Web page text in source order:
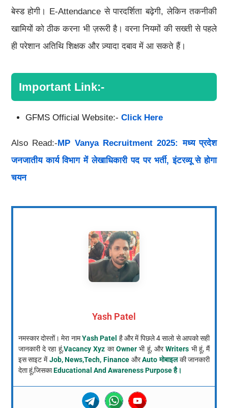
बेस्ड होगी। E-Attendance से पारदर्शिता बढ़ेगी, लेकिन तकनीकी
खामियों को ठीक करना भी ज़रूरी है। वरना नियमों की सख्ती से पहले
ही परेशान अतिथि शिक्षक और ज़्यादा दबाव में आ सकते हैं।
Important Link:-
GFMS Official Website:- Click Here
Also Read:-MP Vanya Recruitment 2025: मध्य प्रदेश
जनजातीय कार्य विभाग में लेखाधिकारी पद पर भर्ती, इंटरव्यू से होगा
चयन
Yash Patel
नमस्कार दोस्तों। मेरा नामYash Patel है और में पिछले 4 सालो से आपको सही
जानकारी दे रहा हूं,Vacancy Xyz काOwnerभी हूं, औरWriters भी हूं, मैं
इस साइट मेंJob, News,Tech, Finance औरAuto मोबाइलकी जानकारी
देता हूं,जिसकाEducational And Awareness Purpose है।